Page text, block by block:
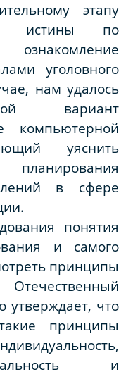
этапу
истины по
уголовного
нам удалось
вариант
компьютерной
уяснить
планирования
в сфере
понятия
и самого
принципы
утверждает, что
принципы
и